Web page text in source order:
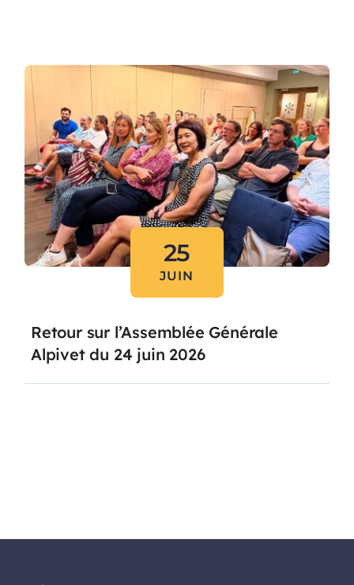
25
JUIN
Retour sur l’Assemblée Générale
Alpivet du 24 juin 2026